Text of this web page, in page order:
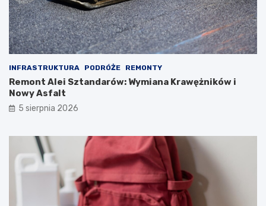
INFRASTRUKTURA PODRÓŻE REMONTY
Remont Alei Sztandarów: Wymiana Krawężników i
Nowy Asfalt
5 sierpnia 2026